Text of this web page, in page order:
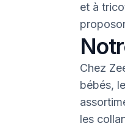
et à
Chez
bébés,
les